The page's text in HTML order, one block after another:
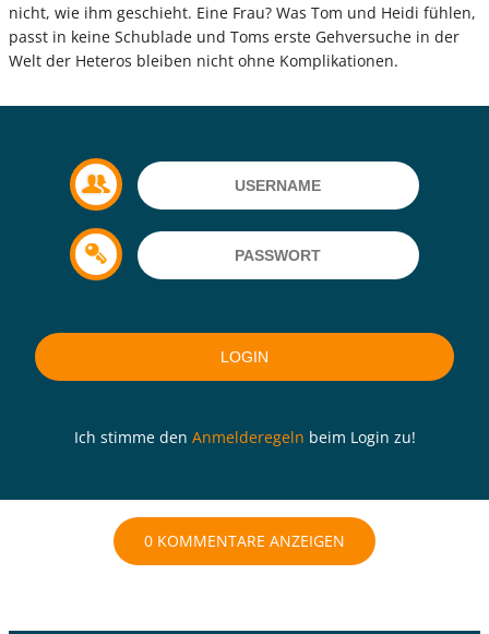
nicht, wie ihm geschieht. Eine Frau? Was Tom und Heidi fühlen,
passt in keine Schublade und Toms erste Gehversuche in der
Welt der Heteros bleiben nicht ohne Komplikationen.
Ich stimme den Anmelderegeln beim Login zu!
0 KOMMENTARE ANZEIGEN